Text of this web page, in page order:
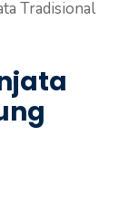
Tradisional